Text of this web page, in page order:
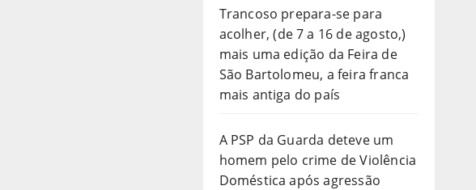
Trancoso prepara-se para
acolher, (de 7 a 16 de agosto,)
mais uma edição da Feira de
São Bartolomeu, a feira franca
mais antiga do país
A PSP da Guarda deteve um
homem pelo crime de Violência
Doméstica após agressão